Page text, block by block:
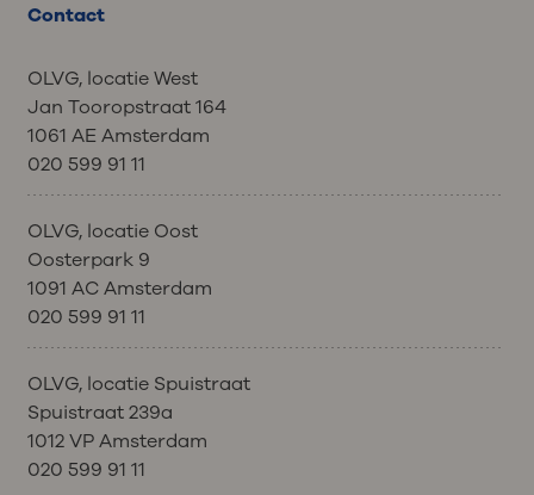
Contact
OLVG, locatie West
Jan Tooropstraat 164
1061 AE Amsterdam
020 599 91 11
OLVG, locatie Oost
Oosterpark 9
1091 AC Amsterdam
020 599 91 11
OLVG, locatie Spuistraat
Spuistraat 239a
1012 VP Amsterdam
020 599 91 11